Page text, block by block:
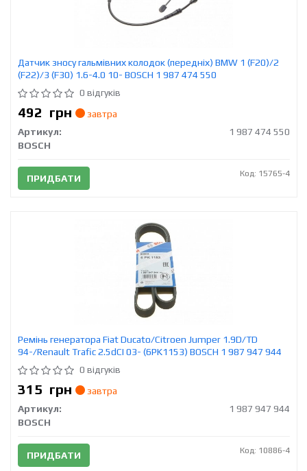
Датчик зносу гальмівних колодок (передніх) BMW 1 (F20)/2
(F22)/3 (F30) 1.6-4.0 10- BOSCH 1 987 474 550
0 відгуків
492 грн
завтра
Артикул:
1 987 474 550
BOSCH
ПРИДБАТИ Код: 15765-4
Ремінь генератора Fiat Ducato/Citroen Jumper 1.9D/TD
94-/Renault Trafic 2.5dCI 03- (6PK1153) BOSCH 1 987 947 944
0 відгуків
315 грн
завтра
Артикул:
1 987 947 944
BOSCH
ПРИДБАТИ Код: 10886-4